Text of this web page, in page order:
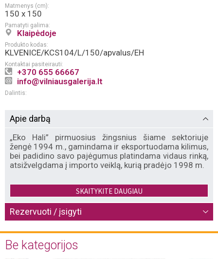
Matmenys (cm):
150 x 150
Pamatyti galima:
Klaipėdoje
Produkto kodas:
KLVENICE/KCS104/L/150/apvalus/EH
Kontaktai pasiteirauti:
+370 655 66667
info@vilniausgalerija.lt
Dalintis:
Apie darbą
„Eko Hali” pirmuosius žingsnius šiame sektoriuje
žengė 1994 m., gamindama ir eksportuodama kilimus,
bei padidino savo pajėgumus platindama vidaus rinką,
atsižvelgdama į importo veiklą, kurią pradėjo 1998 m.
„Eko Hali” siūlo aukštos kokybės ir greitos gamybos
mašinomis, staklėmis bei rankomis išaustų kilimų,
kilimėlių vaikams ir kūdikiams, skiautinių bei ilgo
plauko kilimų kolekcijas. „Eko Hali” yra stabilus
pajėgumų, korporatyvinių paslaugų ir pasitikėjimo
santykių su klientais, tuo pačiu sutelkdama dėmesį į
tai, kad gamyba būtų ekologiška.
SKAITYKITE DAUGIAU
Rezervuoti / įsigyti
Be kategorijos